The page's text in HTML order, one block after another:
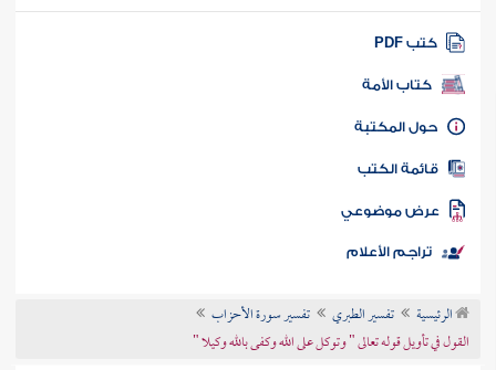
كتب PDF
كتاب الأمة
المكتبة
الكتب
موضوعي
تراجم الأعلام
الرئيسية تفسير الطبري
تفسير سورة الأحزاب
القول في تأويل قوله تعالى " وتوكل على الله وكفى بالله وكيلا "